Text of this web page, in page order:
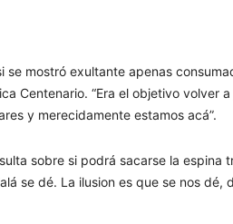
se mostró exultante apenas
Centenario. “Era el objetivo volver
y merecidamente estamos acá”.
sobre si podrá sacarse la espina
se dé. La ilusion es que se nos dé,